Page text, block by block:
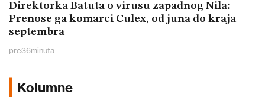
Direktorka Batuta o virusu zapadnog Nila:
Prenose ga komarci Culex, od juna do kraja
septembra
pre36minuta
Kolumne